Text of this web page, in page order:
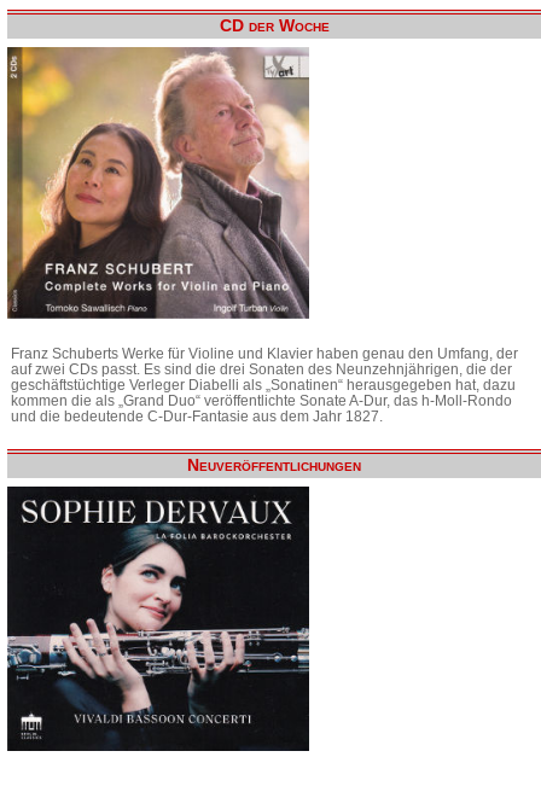
CD der Woche
Franz Schuberts Werke für Violine und Klavier haben genau den Umfang, der
auf zwei CDs passt. Es sind die drei Sonaten des Neunzehnjährigen, die der
geschäftstüchtige Verleger Diabelli als „Sonatinen“ herausgegeben hat, dazu
kommen die als „Grand Duo“ veröffentlichte Sonate A-Dur, das h-Moll-Rondo
und die bedeutende C-Dur-Fantasie aus dem Jahr 1827.
Neuveröffentlichungen